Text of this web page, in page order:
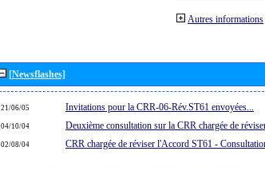
Autres informations
[Newsflashes]
21/06/05 Invitations pour la CRR-06-Rév.ST61 envoyées...
04/10/04 Deuxième consultation sur la CRR chargée de
02/08/04 CRR chargée de réviser l'Accord ST61 -